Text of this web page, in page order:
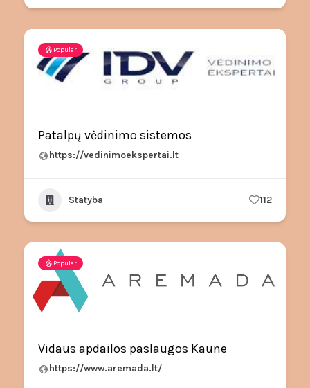
Popular
Patalpų vėdinimo sistemos
https://vedinimoekspertai.lt
Statyba 112
Popular
Vidaus apdailos paslaugos Kaune
https://www.aremada.lt/